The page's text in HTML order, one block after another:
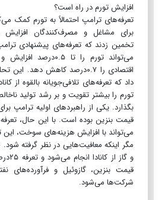
افزایش تورم در راه است؟
تعرفه‌های ترامپ احتمالاً به تورم کمک
برای مشاغل و مصرف‌کنندگان افزایش
تخمین زدند که تعرفه‌های پیشنهادی
می‌تواند تورم را تا
اقتصادی را ۰.۷درصد کاهش دهد.
داد که تعرفه‌های تلافی‌جویانه بالقوه از
تورم را بیشتر تقویت و بر رشد تولید
بگذارد. یکی از راهبردهای اولیه ترامپ
قیمت بنزین بوده است. با این حال،
می‌تواند با افزایش هزینه‌های سوخت،
و گاز
قیمت بنزین، گازوئیل و فرآورده‌های
شرکت‌ها می‌شود.